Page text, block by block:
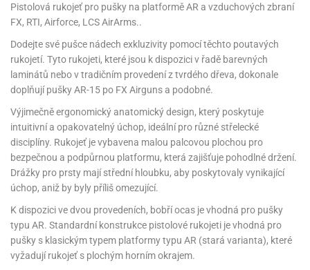
Pistolová rukojeť pro pušky na platformě AR a vzduchových zbraní
FX, RTI, Airforce, LCS AirArms..
Dodejte své pušce nádech exkluzivity pomocí těchto poutavých
rukojetí. Tyto rukojeti, které jsou k dispozici v řadě barevných
laminátů nebo v tradičním provedení z tvrdého dřeva, dokonale
doplňují pušky AR-15 po FX Airguns a podobné.
Výjimečně ergonomický anatomický design, který poskytuje
intuitivní a opakovatelný úchop, ideální pro různé střelecké
disciplíny. Rukojeť je vybavena malou palcovou plochou pro
bezpečnou a podpůrnou platformu, která zajišťuje pohodlné držení.
Drážky pro prsty mají střední hloubku, aby poskytovaly vynikající
úchop, aniž by byly příliš omezující.
K dispozici ve dvou provedeních, bobří ocas je vhodná pro pušky
typu AR. Standardní konstrukce pistolové rukojeti je vhodná pro
pušky s klasickým typem platformy typu AR (stará varianta), které
vyžadují rukojeť s plochým horním okrajem.